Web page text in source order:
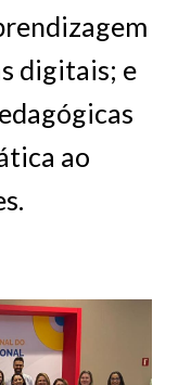
digitais; e
ao